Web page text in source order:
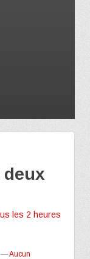
les 2 heures
—Aucun